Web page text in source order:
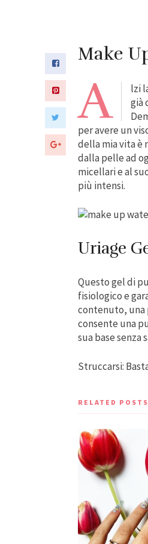
Make
A
lzi
già
per avere un
della mia vita è
dalla pelle ad
micellari e al
più intensi.
Uriage
Questo gel di
fisiologico e
contenuto, una
consente una
sua base senza
Struccarsi:
RELATED POSTS